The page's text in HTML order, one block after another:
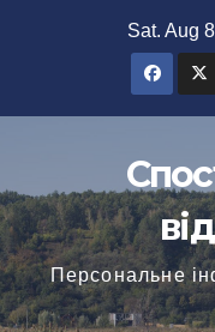
Sat. Aug
Персональне